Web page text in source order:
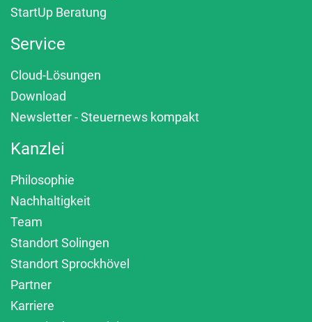
StartUp Beratung
Service
Cloud-Lösungen
Download
Newsletter - Steuernews kompakt
Kanzlei
Philosophie
Nachhaltigkeit
Team
Standort Solingen
Standort Sprockhövel
Partner
Karriere